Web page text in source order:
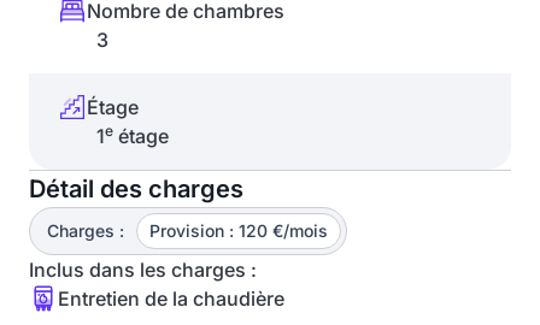
Nombre de chambres
3
Étage
1e étage
Détail des charges
Charges : Provision : 120 €/mois
Inclus dans les charges :
Entretien de la chaudière